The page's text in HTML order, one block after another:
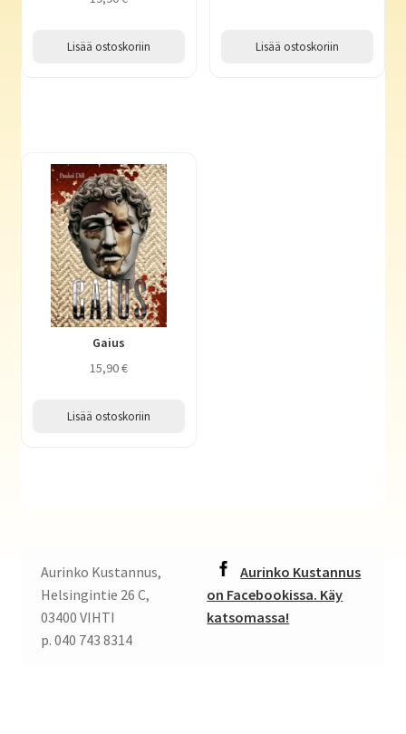
Lisää ostoskoriin Lisää ostoskoriin
Gaius
15,90€
Lisää ostoskoriin
Aurinko Kustannus,
Helsingintie 26 C,
03400 VIHTI
p. 040 743 8314
Aurinko Kustannus
on Facebookissa. Käy
katsomassa!